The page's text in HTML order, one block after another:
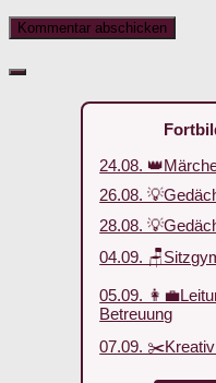
24.08.
26.08.
28.08.
04.09.
05.09.
Betreuung
07.09.